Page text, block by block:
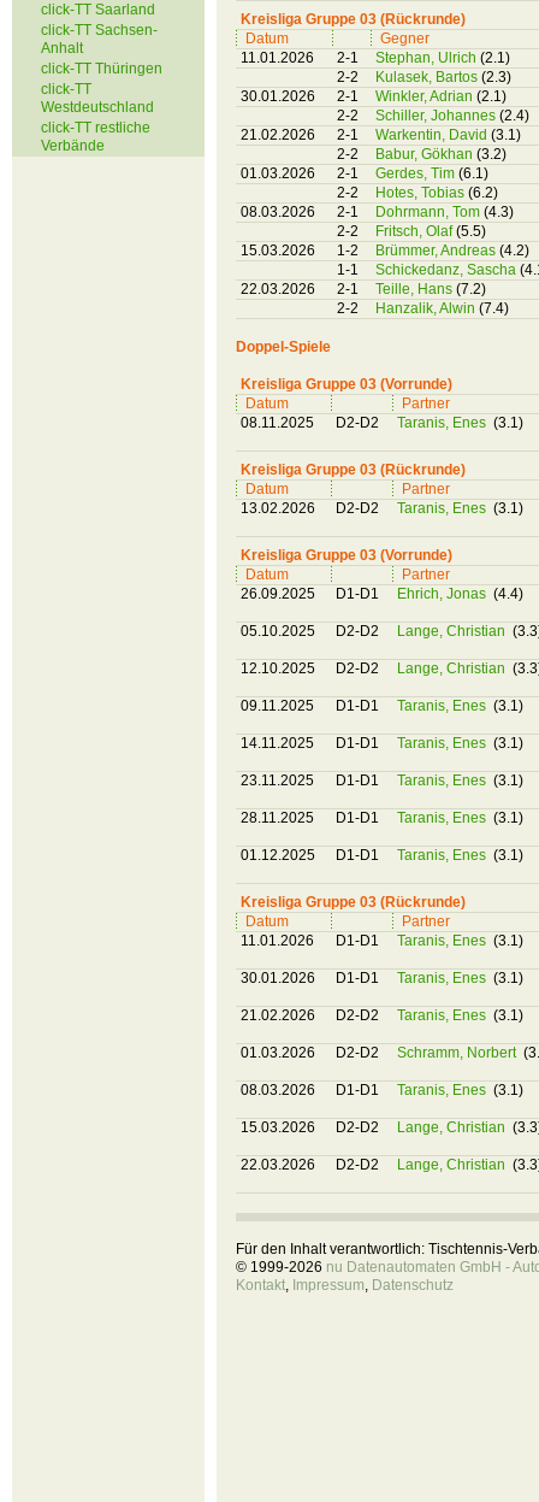
click-TT Saarland
click-TT Sachsen-
Anhalt
click-TT Thüringen
click-TT
Westdeutschland
click-TT restliche
Verbände
Kreisliga Gruppe 03 (Rückrunde)
Datum
Gegner
11.01.2026
2-1 Stephan, Ulrich (2.1)
2-2
Kulasek, Bartos (2.3)
30.01.2026
2-1 Winkler, Adrian (2.1)
2-2
Schiller, Johannes (2.4)
21.02.2026
2-1 Warkentin, David (3.1)
2-2
Babur, Gökhan (3.2)
01.03.2026
2-1 Gerdes, Tim (6.1)
2-2
Hotes, Tobias (6.2)
08.03.2026
2-1 Dohrmann, Tom (4.3)
2-2
Fritsch, Olaf(5.5)
15.03.2026
1-2 Brümmer, Andreas (4.2)
1-1
Schickedanz, Sascha
22.03.2026
2-1 Teille, Hans (7.2)
2-2
Hanzalik, Alwin (7.4)
Doppel-Spiele
Kreisliga Gruppe 03 (Vorrunde)
Datum
Partner
08.11.2025
D2-D2 Taranis, Enes (3.1)
Kreisliga Gruppe 03 (Rückrunde)
Datum
Partner
13.02.2026
D2-D2 Taranis, Enes (3.1)
Kreisliga Gruppe 03 (Vorrunde)
Datum
Partner
26.09.2025
D1-D1 Ehrich, Jonas (4.4)
05.10.2025 D2-D2 Lange, Christian
12.10.2025 D2-D2 Lange, Christian
09.11.2025 D1-D1 Taranis, Enes (3.1)
14.11.2025 D1-D1 Taranis, Enes (3.1)
23.11.2025 D1-D1 Taranis, Enes (3.1)
28.11.2025 D1-D1 Taranis, Enes (3.1)
01.12.2025 D1-D1 Taranis, Enes (3.1)
Kreisliga Gruppe 03 (Rückrunde)
Datum
Partner
11.01.2026
D1-D1 Taranis, Enes (3.1)
30.01.2026 D1-D1 Taranis, Enes (3.1)
21.02.2026 D2-D2 Taranis, Enes (3.1)
01.03.2026 D2-D2 Schramm, Norbert
08.03.2026 D1-D1 Taranis, Enes (3.1)
15.03.2026 D2-D2 Lange, Christian
22.03.2026 D2-D2 Lange, Christian
Für den Inhalt verantwortlich: Tischtennis-
© 1999-2026 nu Datenautomaten GmbH -
Kontakt, Impressum, Datenschutz